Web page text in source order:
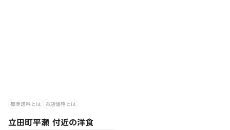
標準送料とは お店価格とは
立田町平瀬 付近の洋食